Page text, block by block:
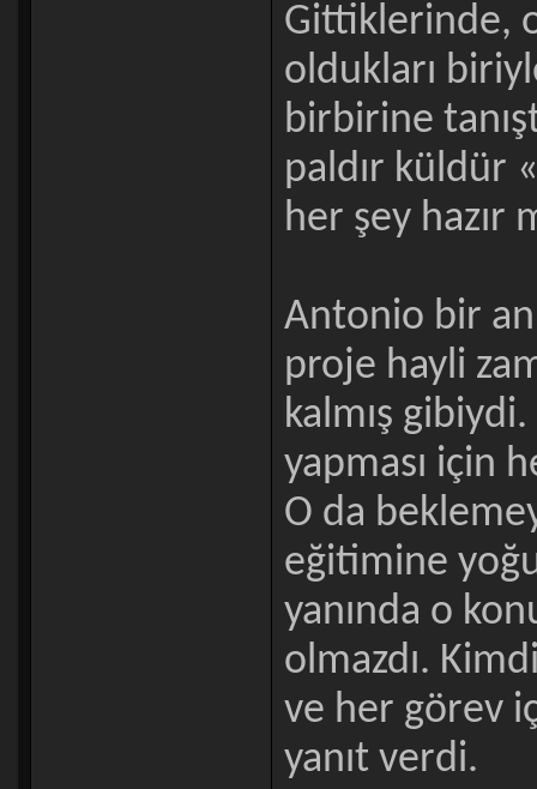
Gittiklerinde,
oldukları
birbirine
paldır küldür
her şey hazır
Antonio bir an
proje hayli
kalmış
yapması için
O da
eğitimine
yanında o
olmazdı.
ve her görev
yanıt verdi.